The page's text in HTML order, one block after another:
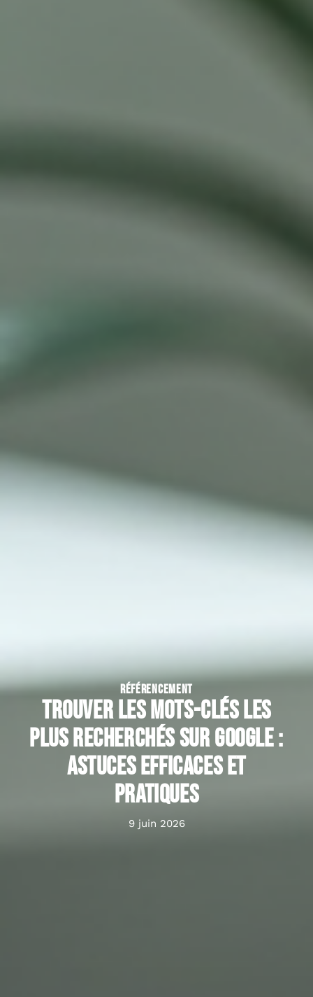
RÉFÉRENCEMENT
Trouver les mots-clés les
plus recherchés sur Google :
astuces efficaces et
pratiques
9 juin 2026